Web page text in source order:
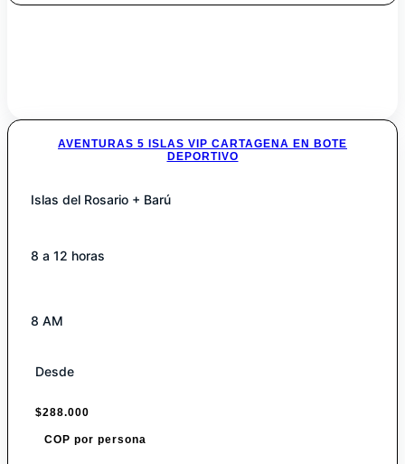
AVENTURAS 5 ISLAS VIP CARTAGENA EN BOTE
DEPORTIVO
Islas del Rosario + Barú
8 a 12 horas
8 AM
Desde
$288.000
COP por persona